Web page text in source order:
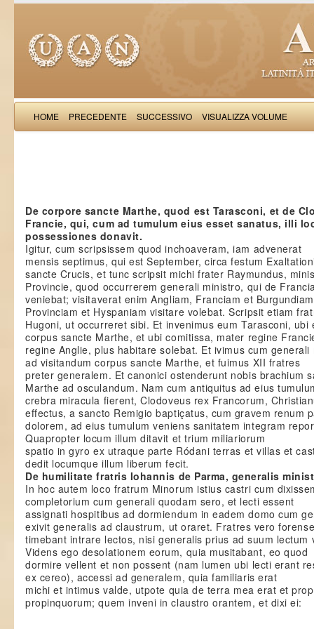
HOME PRECEDENTE SUCCESSIVO VISUALIZZA VOLUME
De corpore sancte Marthe, quod est Tarasconi, et de
Francie, qui, cum ad tumulum eius esset sanatus, illi
possessiones donavit.
Igitur, cum scripsissem quod inchoaveram, iam advenerat
mensis septimus, qui est September, circa festum
sancte Crucis, et tunc scripsit michi frater Raymundus,
Provincie, quod occurrerem generali ministro, qui de
veniebat; visitaverat enim Angliam, Franciam et
Provinciam et Hyspaniam visitare volebat. Scripsit etiam
Hugoni, ut occurreret sibi. Et invenimus eum Tarasconi, ubi
corpus sancte Marthe, et ubi comitissa, mater regine
regine Anglie, plus habitare solebat. Et ivimus cum generali
ad visitandum corpus sancte Marthe, et fuimus XII fratres
preter generalem. Et canonici ostenderunt nobis brachium
Marthe ad osculandum. Nam cum antiquitus ad eius
crebra miracula fierent, Clodoveus rex Francorum,
effectus, a sancto Remigio baptiçatus, cum gravem renum
dolorem, ad eius tumulum veniens sanitatem integram
Quapropter locum illum ditavit et trium miliariorum
spatio in gyro ex utraque parte Ródani terras et villas et
dedit locumque illum liberum fecit.
De humilitate fratris Iohannis de Parma, generalis
In hoc autem loco fratrum Minorum istius castri cum
completorium cum generali quodam sero, et lecti essent
assignati hospitibus ad dormiendum in eadem domo cum
exivit generalis ad claustrum, ut oraret. Fratres vero
timebant intrare lectos, nisi generalis prius ad suum lectum
Videns ego desolationem eorum, quia musitabant, eo quod
dormire vellent et non possent (nam lumen ubi lecti erant
ex cereo), accessi ad generalem, quia familiaris erat
michi et intimus valde, utpote quia de terra mea erat et
propinquorum; quem inveni in claustro orantem, et dixi ei: